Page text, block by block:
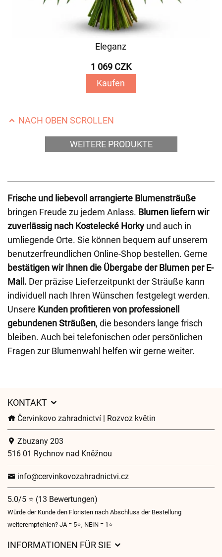
Eleganz
1 069 CZK
Kaufen
NACH OBEN SCROLLEN
WEITERE PRODUKTE
Frische und liebevoll arrangierte Blumensträuße
bringen Freude zu jedem Anlass. Blumen liefern wir
zuverlässig nach Kostelecké Horky und auch in
umliegende Orte. Sie können bequem auf unserem
benutzerfreundlichen Online-Shop bestellen. Gerne
bestätigen wir Ihnen die Übergabe der Blumen per E-
Mail. Der präzise Lieferzeitpunkt der Sträuße kann
individuell nach Ihren Wünschen festgelegt werden.
Unsere Kunden profitieren von professionell
gebundenen Sträußen, die besonders lange frisch
bleiben. Auch bei telefonischen oder persönlichen
Fragen zur Blumenwahl helfen wir gerne weiter.
KONTAKT
Červinkovo zahradnictví | Rozvoz květin
Zbuzany 203
516 01 Rychnov nad Kněžnou
info@cervinkovozahradnictvi.cz
5.0/5 ⭐ (13 Bewertungen)
Würde der Kunde den Floristen nach Abschluss der Bestellung
weiterempfehlen? JA = 5⭐, NEIN = 1⭐
INFORMATIONEN FÜR SIE